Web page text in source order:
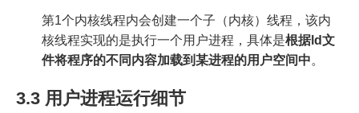
第1个内核线程内会创建一个子（内核）线程，该内
核线程实现的是执行一个用户进程，具体是根据ld文
件将程序的不同内容加载到某进程的用户空间中。
3.3 用户进程运行细节